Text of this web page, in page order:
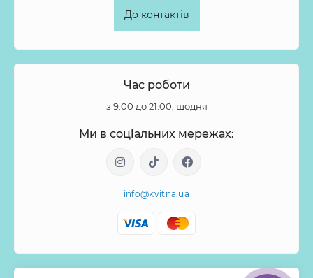
До контактів
Час роботи
з 9:00 до 21:00, щодня
Ми в соціальних мережах:
info@kvitna.ua